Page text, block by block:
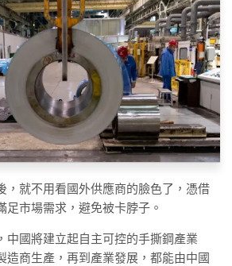
，就不用看國外供應商的臉色了，憑借
足市場需求，避免被卡脖子。
中國將建立起自主可控的手撕鋼產業
造商生產，再到產業發展，都能由中國